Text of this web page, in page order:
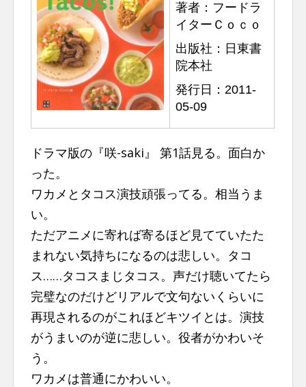
著者：フードラ
イターＣｏｃｏ
出版社：日東書
院本社
発行日：2011-
05-09
ドラマ版の『咲-saki』 第1話見る。面白か
った。
ワカメとタコス演技頑張ってる。相当うま
い。
ただアニメに寄れば寄るほど見てていたた
まれない気持ちになるのは悲しい。タコ
ス……タコスまじタコス。声だけ聴いてたら
完璧なのだけどリアルで文句ないくらいに
再現されるのがこれほどキツイとは。演技
がうまいのが逆に悲しい。役者がかわいそ
う。
ワカメは普通にかわいい。